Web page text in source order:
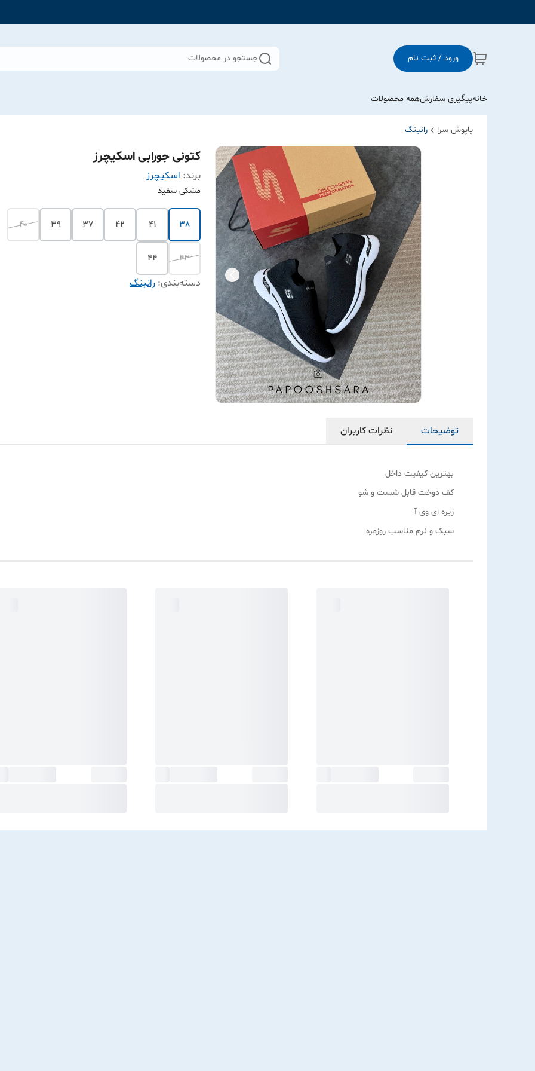
ورود / ثبت نام جستجو در محصولات
خانهپیگیری سفارشهمه محصولات
پاپوش سرا رانینگ
کتونی جورابی اسکیچرز
برند: اسکیچرز
مشکی سفید
38
41
42
37
39
40
43
44
دسته‌بندی: رانینگ
توضیحات نظرات کاربران
بهترین کیفیت داخل
کف دوخت قابل شست و شو
زیره ای وی آ
سبک‌ و نرم مناسب روزمره